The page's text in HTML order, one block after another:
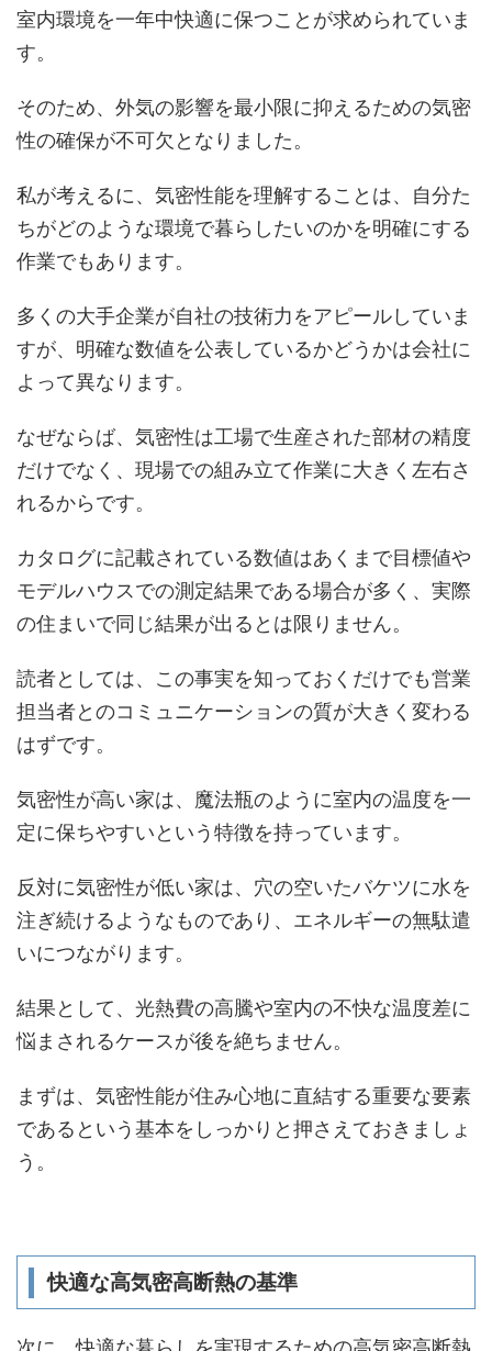
室内環境を一年中快適に保つことが求められていま
す。
そのため、外気の影響を最小限に抑えるための気密
性の確保が不可欠となりました。
私が考えるに、気密性能を理解することは、自分た
ちがどのような環境で暮らしたいのかを明確にする
作業でもあります。
多くの大手企業が自社の技術力をアピールしていま
すが、明確な数値を公表しているかどうかは会社に
よって異なります。
なぜならば、気密性は工場で生産された部材の精度
だけでなく、現場での組み立て作業に大きく左右さ
れるからです。
カタログに記載されている数値はあくまで目標値や
モデルハウスでの測定結果である場合が多く、実際
の住まいで同じ結果が出るとは限りません。
読者としては、この事実を知っておくだけでも営業
担当者とのコミュニケーションの質が大きく変わる
はずです。
気密性が高い家は、魔法瓶のように室内の温度を一
定に保ちやすいという特徴を持っています。
反対に気密性が低い家は、穴の空いたバケツに水を
注ぎ続けるようなものであり、エネルギーの無駄遣
いにつながります。
結果として、光熱費の高騰や室内の不快な温度差に
悩まされるケースが後を絶ちません。
まずは、気密性能が住み心地に直結する重要な要素
であるという基本をしっかりと押さえておきましょ
う。
快適な高気密高断熱の基準